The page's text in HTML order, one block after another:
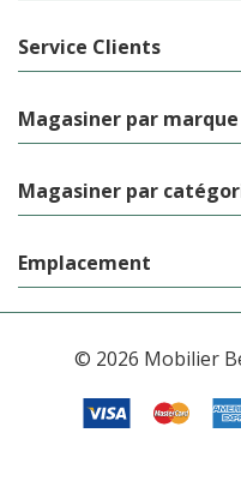
Service Clients
Magasiner par marque
Magasiner par
Emplacement
© 2026 Mobilier